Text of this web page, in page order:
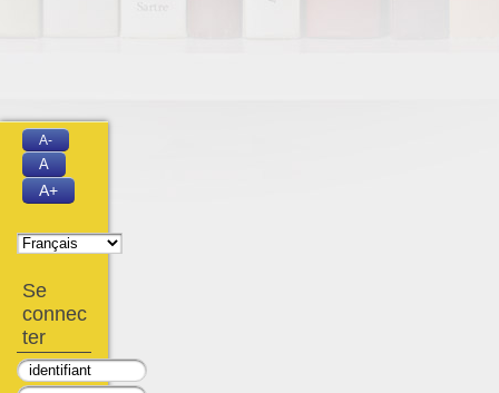
A-
A
A+
Se
connec
ter